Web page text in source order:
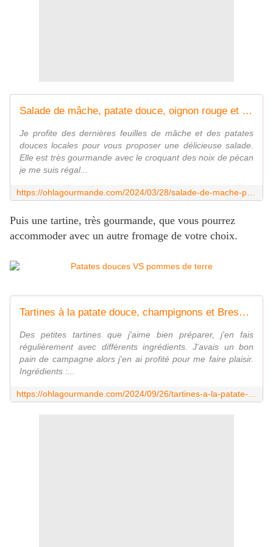
Salade de mâche, patate douce, oignon rouge et coppa
Je profite des dernières feuilles de mâche et des patates
douces locales pour vous proposer une délicieuse salade.
Elle est très gourmande avec le croquant des noix de pécan
je me suis régal...
Puis une tartine, très gourmande, que vous pourrez
accommoder avec un autre fromage de votre choix.
Tartines à la patate douce, champignons et Bresse Bleu
Des petites tartines que j'aime bien préparer, j'en fais
régulièrement avec différents ingrédients. J'avais un bon
pain de campagne alors j'en ai profité pour me faire plaisir.
Ingrédients :...